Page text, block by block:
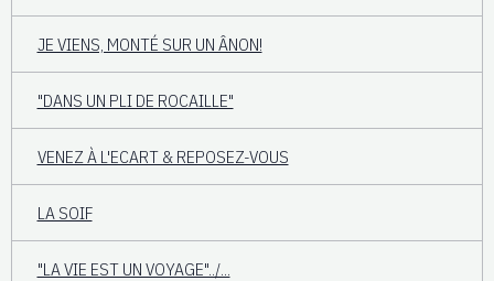
JE VIENS, MONTÉ SUR UN ÂNON!
"DANS UN PLI DE ROCAILLE"
VENEZ À L'ECART & REPOSEZ-VOUS
LA SOIF
"LA VIE EST UN VOYAGE"../...